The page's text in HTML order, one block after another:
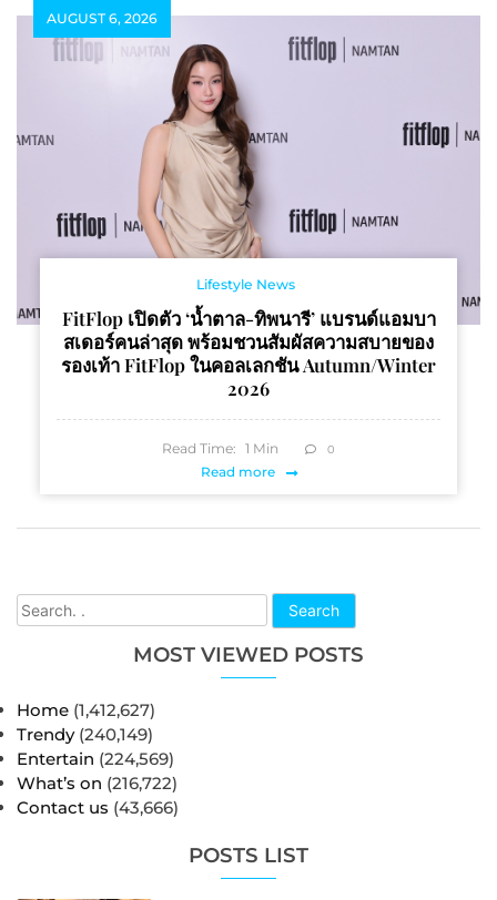
Search
MOST VIEWED POSTS
Home (1,412,627)
Trendy (240,149)
Entertain (224,569)
What’s on (216,722)
Contact us (43,666)
POSTS LIST
AUGUST 6, 2026
Lifestyle News
FitFlop เปิดตัว ‘น้ำตาล-ทิพนารี’ แบรนด์แอมบา
สเดอร์คนล่าสุด พร้อมชวนสัมผัสความสบายของ
รองเท้า FitFlop ในคอลเลกชัน Autumn/Winter
2026
Read Time: 1 Min 0
Read more